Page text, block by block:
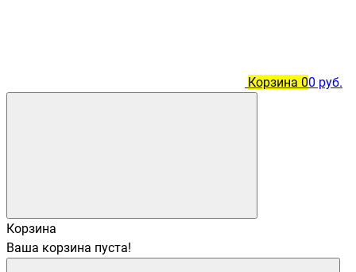
Корзина 00 руб.
Корзина
Ваша корзина пуста!